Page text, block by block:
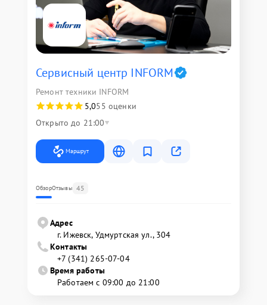
Сервисный центр INFORM
Ремонт техники INFORM
5,055 оценки
Открыто до 21:00
Маршрут
ОбзорОтзывы 45
Адрес
г. Ижевск, Удмуртская ул., 304
Контакты
+7 (341) 265-07-04
Время работы
Работаем с 09:00 до 21:00